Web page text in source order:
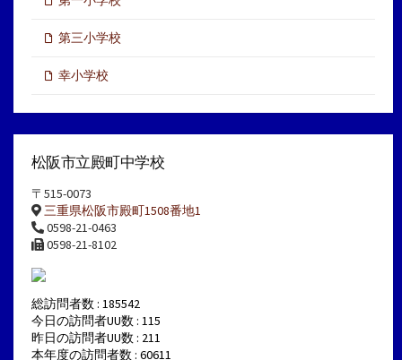
第三小学校
幸小学校
松阪市立殿町中学校
〒515-0073
三重県松阪市殿町1508番地1
0598-21-0463
0598-21-8102
総訪問者数 : 185542
今日の訪問者UU数 : 115
昨日の訪問者UU数 : 211
本年度の訪問者数 : 60611